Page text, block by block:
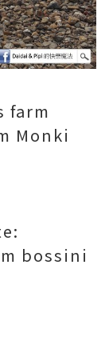
farm
Monki
bossini